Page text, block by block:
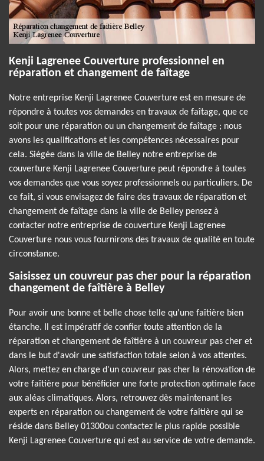
Kenji Lagrenee Couverture professionnel en
réparation et changement de faîtage
Notre entreprise Kenji Lagrenee Couverture est en mesure de
répondre à toutes vos demandes en travaux de faîtage, que ce
soit pour une réparation ou un changement de faîtage ; nous
avons les qualifications et les compétences nécessaires pour
cela. Siégée dans la ville de Belley notre entreprise de
couverture Kenji Lagrenee Couverture peut répondre à toutes
vos demandes que vous soyez professionnels ou particuliers. De
ce fait, si vous envisagez de faire des travaux de réparation et
changement de faîtage dans la ville de Belley pensez à
contacter notre entreprise de couverture Kenji Lagrenee
Couverture nous vous fournirons des travaux de qualité en toute
circonstance.
Saisissez un couvreur pas cher pour la réparation
changement de faîtière à Belley
Pour avoir une bonne et belle chose telle qu'une faîtière bien
étanche. Il est impératif de confier toute attention de la
réparation et changement de faîtière à un couvreur pas cher et
dans le but d'avoir une satisfaction totale selon à vos attentes.
Alors, mettez en charge d'un couvreur pas cher la rénovation de
votre faîtière pour bénéficier une forte protection optimale face
aux aléas climatiques. Alors, retrouvez dès maintenant les
experts en réparation ou changement de votre faîtière qui se
réside dans Belley 01300ou contactez le plus rapide possible
Kenji Lagrenee Couverture qui est au service de votre demande.